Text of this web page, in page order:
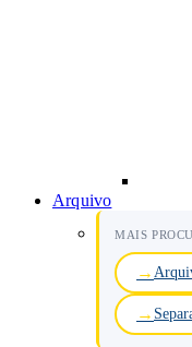
Arquivo
MAIS